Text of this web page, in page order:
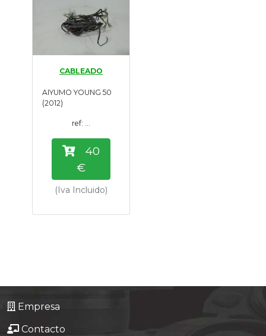
Motores
Nuevos
Motores
Usados
Tasaciones
Formulario
Empresa
Contacto
CABLEADO
AIYUMO YOUNG 50
(2012)
ref: ...
40
€
(Iva Incluido)
Empresa
Contacto